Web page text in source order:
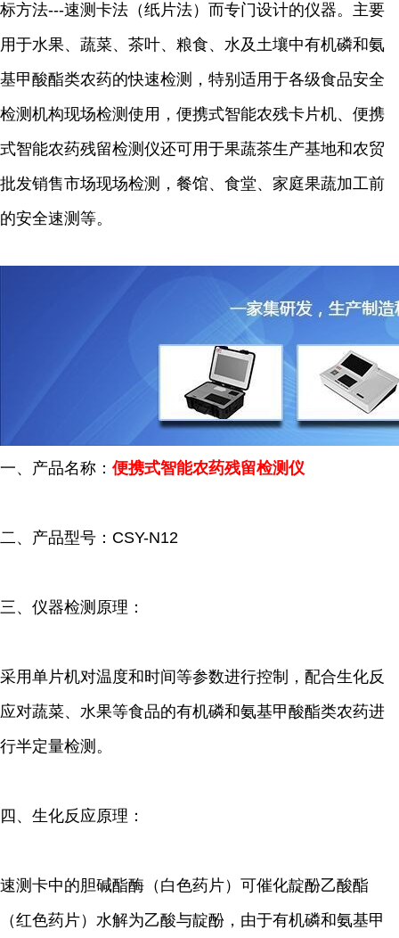
标方法---速测卡法（纸片法）而专门设计的仪器。 主要
用于水果、蔬菜、茶叶、粮食、水及土壤中有机磷和氨
基甲酸酯类农药的快速检测，特别适用于各级食品安全
检测机构现场检测使用，便携式智能农残卡片机、便携
式智能农药残留检测仪还可用于果蔬茶生产基地和农贸
批发销售市场现场检测，餐馆、食堂、家庭果蔬加工前
的安全速测等。
一、产品名称： 便携式智能农药残留检测仪
二、产品型号：CSY-N12
三、仪器检测原理：
采用单片机对温度和时间等参数进行控制，配合生化反
应对蔬菜、水果等食品的有机磷和氨基甲酸酯类农药进
行半定量检测。
四、生化反应原理：
速测卡中的胆碱酯酶（白色药片）可催化靛酚乙酸酯
（红色药片）水解为乙酸与靛酚，由于有机磷和氨基甲